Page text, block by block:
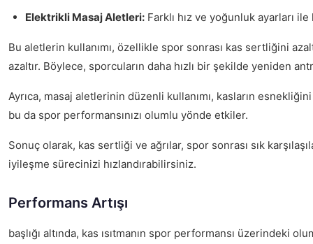
Elektrikli Masaj Aletleri: Farklı hız ve yoğunluk ayarları
Bu aletlerin kullanımı, özellikle spor sonrası kas sertliğini
azaltır. Böylece, sporcuların daha hızlı bir şekilde yeniden
Ayrıca, masaj aletlerinin düzenli kullanımı, kasların
bu da spor performansınızı olumlu yönde etkiler.
Sonuç olarak, kas sertliği ve ağrılar, spor sonrası sık
iyileşme sürecinizi hızlandırabilirsiniz.
Performans Artışı
başlığı altında, kas ısıtmanın spor performansı üzerindeki